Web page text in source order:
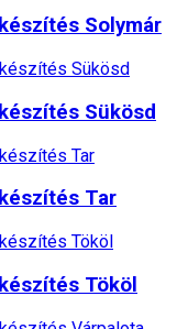
Solymár
Sükösd
Tar
Tököl